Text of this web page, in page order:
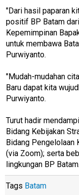
"Dari hasil paparan
positif BP Batam
Kepemimpinan
untuk membawa
Purwiyanto.
"Mudah-mudahan
Baru dapat kita
Purwiyanto.
Turut hadir
Bidang Kebijakan
Bidang Pengelolaan
(via Zoom); serta
lingkungan BP
Tags Batam